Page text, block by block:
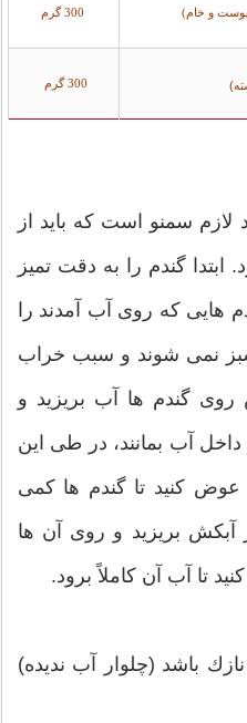
پوست و خام)
300 گرم
سمنو است که باید از
گندم را به دقت تمیز
هایی که روی آب آمدند را
سبز نمی شوند و سبب خراب
گندم ها آب بریزید و
به مدت 2-3 روز داخل آب بمانند، در طی این
كنید تا گندم ها کمی
آبکش بریزید و روی آن ها
تا آب آن كاملاً برود.
باشد (چلوار آب ندیده)